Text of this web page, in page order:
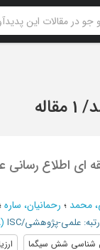
/ 1 مقاله
اطلاع رسانی
محمد ؛ رحمانیان، ساره
رتبه: علمی-پژوهشی/ISC (‎18 صفحه -
شناسي شش سيگما